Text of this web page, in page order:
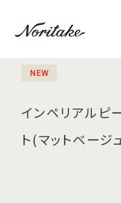
NEW
インペリアルピ
ト(マットベージ